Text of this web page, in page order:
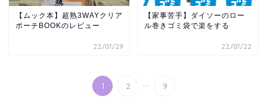
【ムック本】超熟3WAYクリア
ポーチBOOKのレビュー
22/07/29
【家事苦手】ダイソーのロー
ル巻きゴミ袋で楽をする
22/07/22
1 2 ... 9